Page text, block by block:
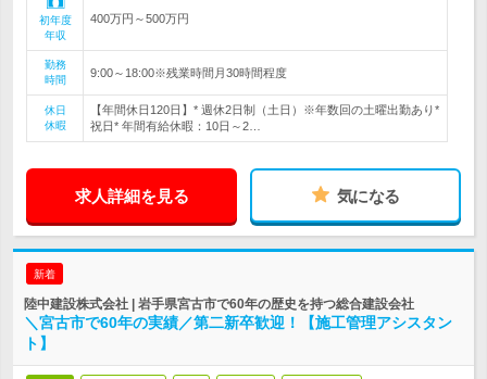
初年度
年収
400万円～500万円
勤務
時間
9:00～18:00※残業時間月30時間程度
休日
休暇
【年間休日120日】* 週休2日制（土日）※年数回の土曜出勤あり*
祝日* 年間有給休暇：10日～2…
求人詳細を見る 気になる
新着
陸中建設株式会社 | 岩手県宮古市で60年の歴史を持つ総合建設会社
＼宮古市で60年の実績／第二新卒歓迎！【施工管理アシスタン
ト】